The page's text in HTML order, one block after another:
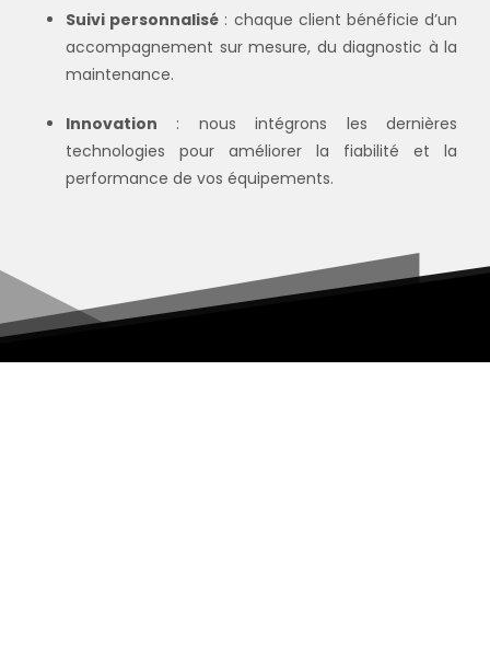
Suivi personnalisé : chaque client bénéficie d’un
accompagnement sur mesure, du diagnostic à la
maintenance.
Innovation : nous intégrons les dernières
technologies pour améliorer la fiabilité et la
performance de vos équipements.